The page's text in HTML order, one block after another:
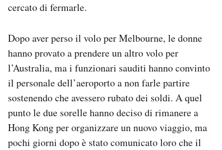
cercato di fermarle.
Dopo aver perso il volo per Melbourne, le donne
hanno provato a prendere un altro volo per
l’Australia, ma i funzionari sauditi hanno convinto
il personale dell’aeroporto a non farle partire
sostenendo che avessero rubato dei soldi. A quel
punto le due sorelle hanno deciso di rimanere a
Hong Kong per organizzare un nuovo viaggio, ma
pochi giorni dopo è stato comunicato loro che il